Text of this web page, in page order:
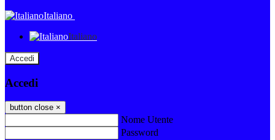
Italiano
Italiano
Accedi
Accedi
button close ×
Nome Utente
Password